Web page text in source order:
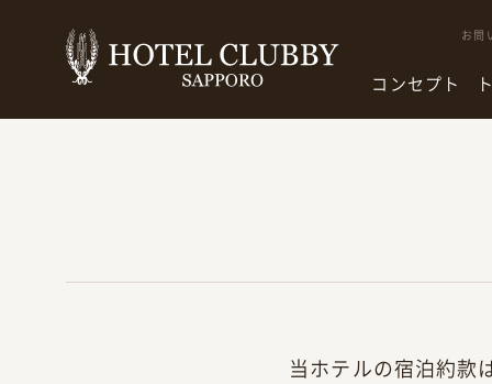
お問
コンセプト
当ホテルの宿泊約款